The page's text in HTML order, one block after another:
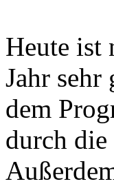
Heute ist
Jahr sehr
dem
durch